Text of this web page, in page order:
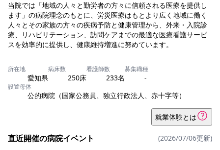
当院では「地域の人々と勤労者の方々に信頼される医療を提供し
ます」の病院理念のもとに、労災医療はもとより広く地域に働く
人々とその家族の方々の疾病予防と健康管理から、外来・入院診
療、リハビリテーション、訪問ケアまでの最適な医療看護サービ
スを効率的に提供し、健康維持増進に努めています。
所在地
愛知県
病床数
250床
看護師数
233名
募集職種
-
設置母体
公的病院（国家公務員、独立行政法人、赤十字等）
就業体験とは
直近開催の病院イベント (2026/07/06更新)